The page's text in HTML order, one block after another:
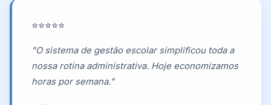
⭐⭐⭐⭐⭐
"O sistema de gestão escolar simplificou toda a
nossa rotina administrativa. Hoje economizamos
horas por semana."